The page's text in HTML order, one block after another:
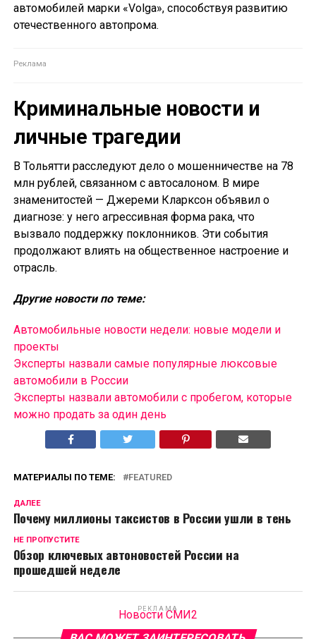
автомобилей марки «Volga», способствуя развитию
отечественного автопрома.
Криминальные новости и
личные трагедии
В Тольятти расследуют дело о мошенничестве на 78
млн рублей, связанном с автосалоном. В мире
знаменитостей — Джереми Кларксон объявил о
диагнозе: у него агрессивная форма рака, что
вызвало поддержку поклонников. Эти события
продолжают влиять на общественное настроение и
отрасль.
Другие новости по теме:
Автомобильные новости недели: новые модели и
проекты
Эксперты назвали самые популярные люксовые
автомобили в России
Эксперты назвали автомобили с пробегом, которые
можно продать за один день
МАТЕРИАЛЫ ПО ТЕМЕ: FEATURED
ДАЛЕЕ
Почему миллионы таксистов в России ушли в тень
НЕ ПРОПУСТИТЕ
Обзор ключевых автоновостей России на
прошедшей неделе
РЕКЛАМА
Новости СМИ2